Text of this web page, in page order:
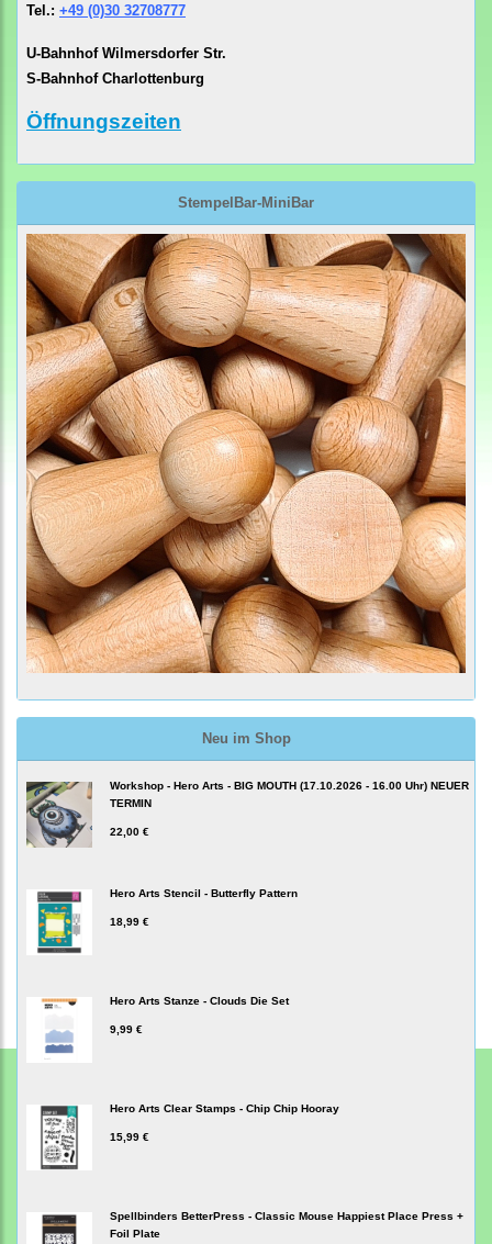
Tel.: +49 (0)30 32708777
U-Bahnhof Wilmersdorfer Str.
S-Bahnhof Charlottenburg
Öffnungszeiten
StempelBar-MiniBar
Neu im Shop
Workshop - Hero Arts - BIG MOUTH (17.10.2026 - 16.00 Uhr) NEUER
TERMIN
22,00 €
Hero Arts Stencil - Butterfly Pattern
18,99 €
Hero Arts Stanze - Clouds Die Set
9,99 €
Hero Arts Clear Stamps - Chip Chip Hooray
15,99 €
Spellbinders BetterPress - Classic Mouse Happiest Place Press +
Foil Plate